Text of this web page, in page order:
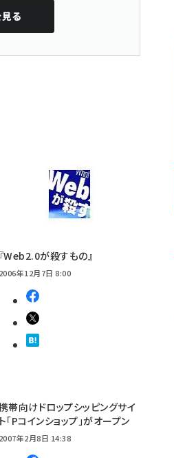
る
『Web2.0が殺すもの』
2006年12月7日 8:00
帯向けドロップシッピングサイ
ト「Pコインショップ」がオープン
2007年2月8日 14:38